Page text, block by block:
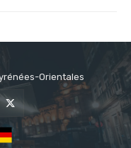
Orientales